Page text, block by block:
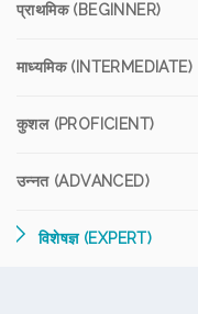
प्राथमिक (BEGINNER)
माध्यमिक (INTERMEDIATE)
कुशल (PROFICIENT)
उन्नत (ADVANCED)
विशेषज्ञ (EXPERT)